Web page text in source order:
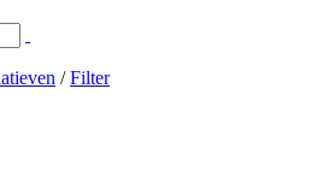
/Filter